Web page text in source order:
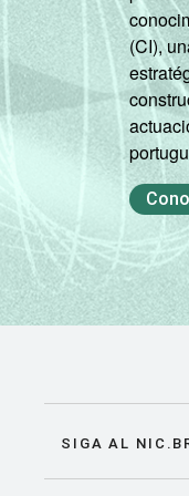
(CI),
SIGA AL